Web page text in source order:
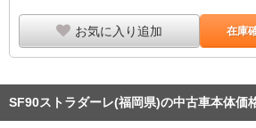
お気に入り追加 在庫
SF90ストラダーレ(福岡県)の中古車本体価